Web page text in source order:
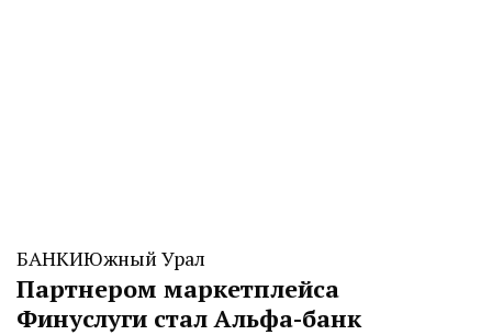
БАНКИЮжный Урал
Партнером маркетплейса
Финуслуги стал Альфа-банк